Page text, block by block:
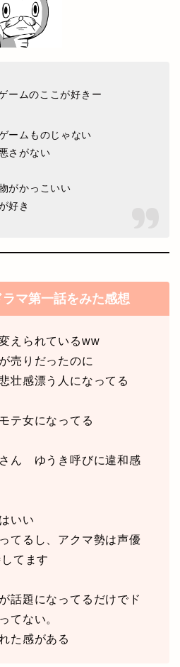
ームのここが好きー
ームものじゃない
さがない
がかっこいい
好き
マ第一話をみた感想
えられているww
売りだったのに
壮感漂う人になってる
テ女になってる
さん ゆうき呼びに違和感
いい
てるし、アクマ勢は声優
てます
話題になってるだけでド
てない。
た感がある